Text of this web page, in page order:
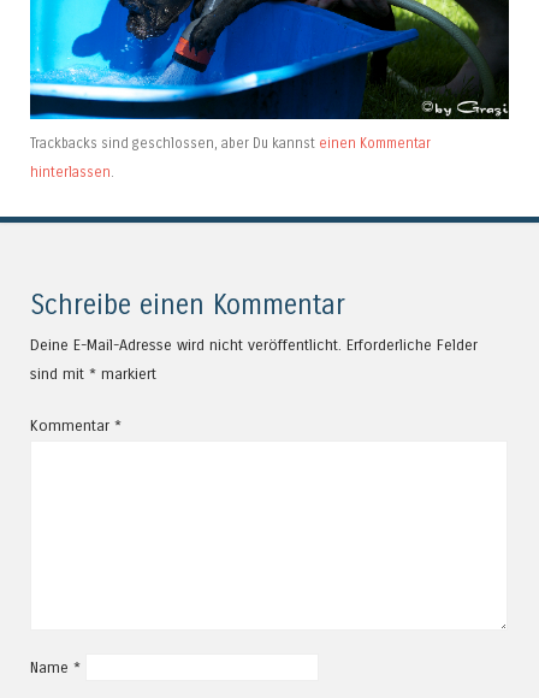
Trackbacks sind geschlossen, aber Du kannst einen Kommentar
hinterlassen.
Schreibe einen Kommentar
Deine E-Mail-Adresse wird nicht veröffentlicht. Erforderliche Felder
sind mit * markiert
Kommentar *
Name *